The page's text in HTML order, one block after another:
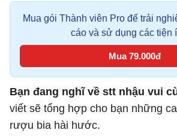
Mua gói Thành viên Pro để trải
cáo và sử dụng các tiện
Mua 79.000đ
Bạn đang nghĩ về stt nhậu vui
viết sẽ tổng hợp cho bạn những
rượu bia hài hước.